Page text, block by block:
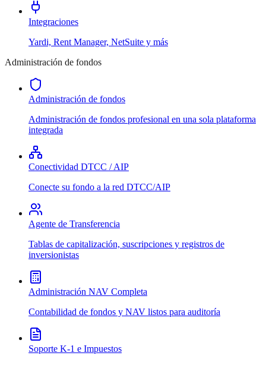
Integraciones
Yardi, Rent Manager, NetSuite y más
Administración de fondos
Administración de fondos
Administración de fondos profesional en una sola plataforma
integrada
Conectividad DTCC / AIP
Conecte su fondo a la red DTCC/AIP
Agente de Transferencia
Tablas de capitalización, suscripciones y registros de
inversionistas
Administración NAV Completa
Contabilidad de fondos y NAV listos para auditoría
Soporte K-1 e Impuestos